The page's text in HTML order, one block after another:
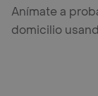
Anímate a
domicilio